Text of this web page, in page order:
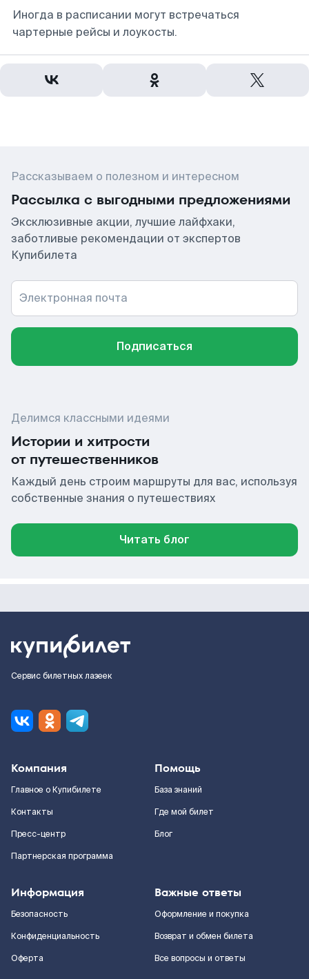
Иногда в расписании могут встречаться
чартерные рейсы и лоукосты.
Рассказываем о полезном и интересном
Рассылка с выгодными предложениями
Эксклюзивные акции, лучшие лайфхаки,
заботливые рекомендации от экспертов
Купибилета
Электронная почта
Подписаться
Делимся классными идеями
Истории и хитрости
от путешественников
Каждый день строим маршруты для вас, используя
собственные знания о путешествиях
Читать блог
Сервис билетных лазеек
Компания
Главное о Купибилете
Контакты
Пресс-центр
Партнерская программа
Помощь
База знаний
Где мой билет
Блог
Информация
Безопасность
Конфиденциальность
Оферта
Важные ответы
Оформление и покупка
Возврат и обмен билета
Все вопросы и ответы